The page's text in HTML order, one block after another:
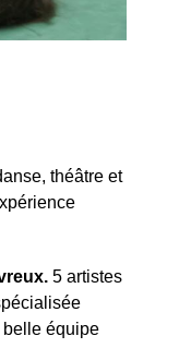
théâtre et
5 artistes
belle équipe